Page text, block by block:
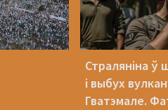
Страляніна ў
і выбух
Гватэмале.